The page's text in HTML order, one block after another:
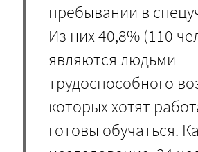
пребывании в
Из них 40,8% (110
являются людьми
трудоспособного
которых хотят
готовы обучаться.